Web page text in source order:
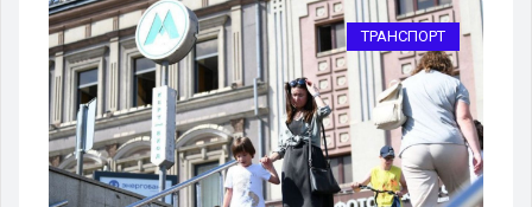
ТРАНСПОРТ